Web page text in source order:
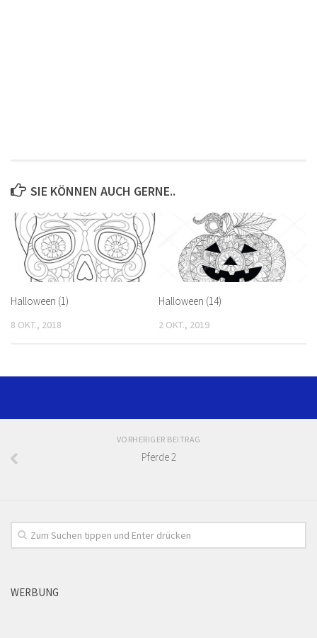
SIE KÖNNEN AUCH GERNE..
Halloween (1)
8 OKT., 2018
Halloween (14)
2 OKT., 2019
VORHERIGER BEITRAG
Pferde 2
WERBUNG